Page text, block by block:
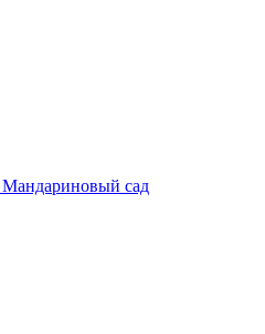
сад